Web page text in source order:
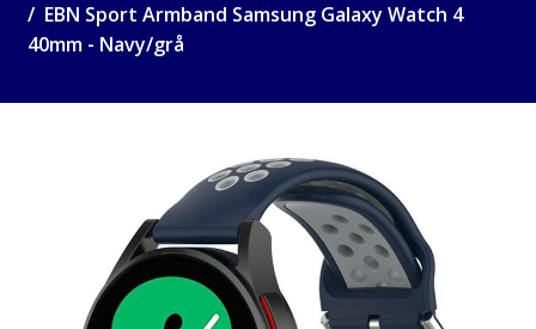
EBN Sport Armband Samsung Galaxy Watch 4
40mm - Navy/grå